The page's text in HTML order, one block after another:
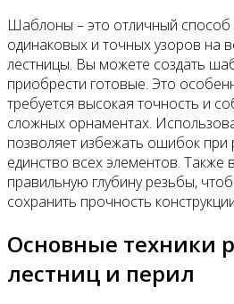
Шаблоны – это отличный способ
одинаковых и точных узоров на
лестницы. Вы можете создать
приобрести готовые. Это
требуется высокая точность и
сложных орнаментах.
позволяет избежать ошибок при
единство всех элементов.
правильную глубину резьбы,
сохранить прочность
Основные техники
лестниц и перил